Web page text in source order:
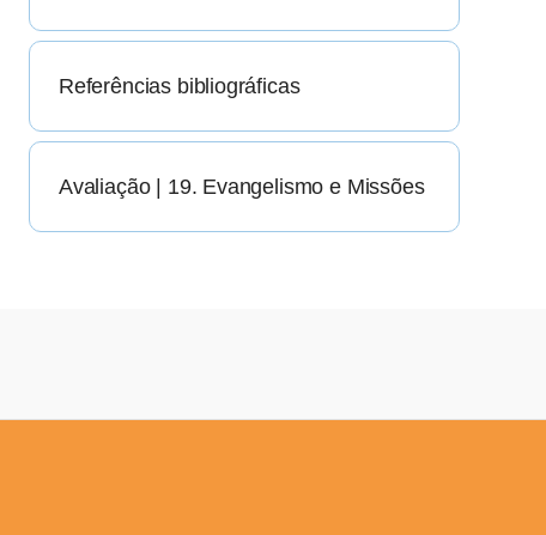
Referências bibliográficas
Avaliação | 19. Evangelismo e Missões